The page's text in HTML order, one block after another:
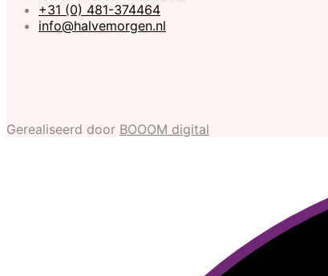
+31 (0) 481-374464
info@halvemorgen.nl
Gerealiseerd door BOOOM digital